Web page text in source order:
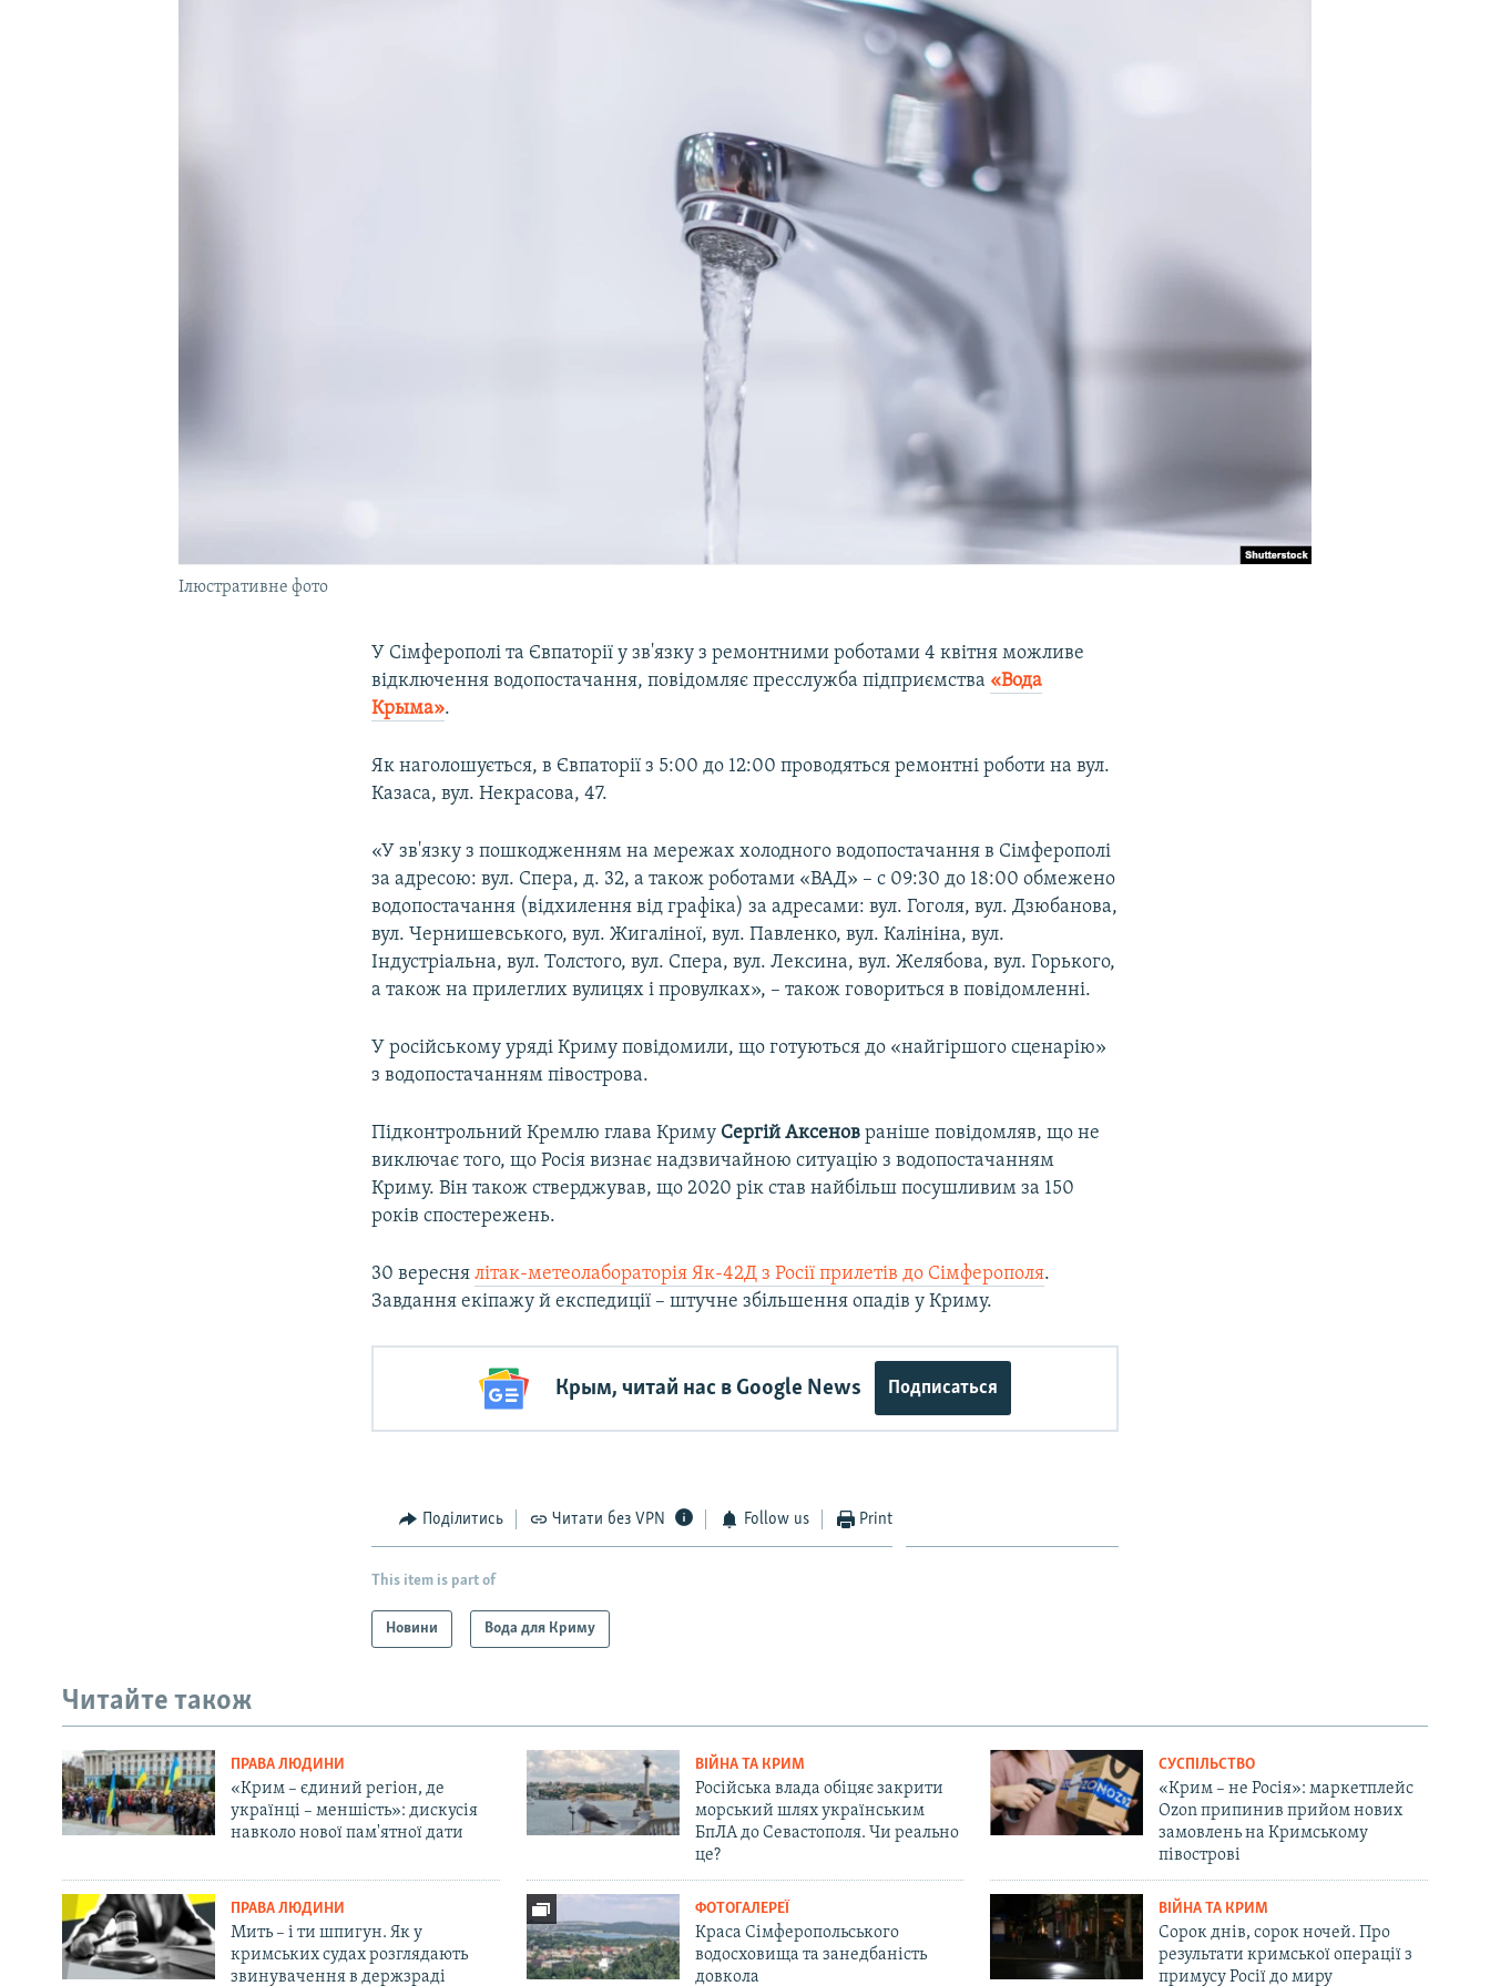
Ілюстративне фото
У Сімферополі та Євпаторії у зв'язку з ремонтними роботами 4 квітня можливе
відключення водопостачання, повідомляє пресслужба підприємства​ «Вода
Крыма».
Як наголошується, в Євпаторії з 5:00 до 12:00 проводяться ремонтні роботи на вул.
Казаса, вул. Некрасова, 47.
«У зв'язку з пошкодженням на мережах холодного водопостачання в Сімферополі
за адресою: вул. Спера, д. 32, а також роботами «ВАД» – c 09:30 до 18:00 обмежено
водопостачання (відхилення від графіка) за адресами: вул. Гоголя, вул. Дзюбанова,
вул. Чернишевського, вул. Жигаліної, вул. Павленко, вул. Калініна, вул.
Індустріальна, вул. Толстого, вул. Спера, вул. Лексина, вул. Желябова, вул. Горького,
а також на прилеглих вулицях і провулках», – також говориться в повідомленні.
У російському уряді Криму повідомили, що готуються до «найгіршого сценарію»
з водопостачанням півострова.
Підконтрольний Кремлю глава Криму Сергій Аксенов раніше повідомляв, що не
виключає того, що Росія визнає надзвичайною ситуацію з водопостачанням
Криму. Він також стверджував, що 2020 рік став найбільш посушливим за 150
років спостережень.
30 вереснялітак-метеолабораторія Як-42Д з Росії прилетів до Сімферополя.
Завдання екіпажу й експедиції – штучне збільшення опадів у Криму.
Крым, читай нас в Google News Подписаться
Поділитись Читати без VPN Follow us Print
This item is part of
Новини Вода для Криму
Читайте також
ПРАВА ЛЮДИНИ
«Крим – єдиний регіон, де
українці – меншість»: дискусія
навколо нової пам'ятної дати
ВІЙНА ТА КРИМ
Російська влада обіцяє закрити
морський шлях українським
БпЛА до Севастополя. Чи реально
це?
СУСПІЛЬСТВО
«Крим – не Росія»: маркетплейс
Ozon припинив прийом нових
замовлень на Кримському
півострові
ПРАВА ЛЮДИНИ
Мить – і ти шпигун. Як у
кримських судах розглядають
звинувачення в держзраді
ФОТОГАЛЕРЕЇ
Краса Сімферопольського
водосховища та занедбаність
довкола
ВІЙНА ТА КРИМ
Сорок днів, сорок ночей. Про
результати кримської операції з
примусу Росії до миру